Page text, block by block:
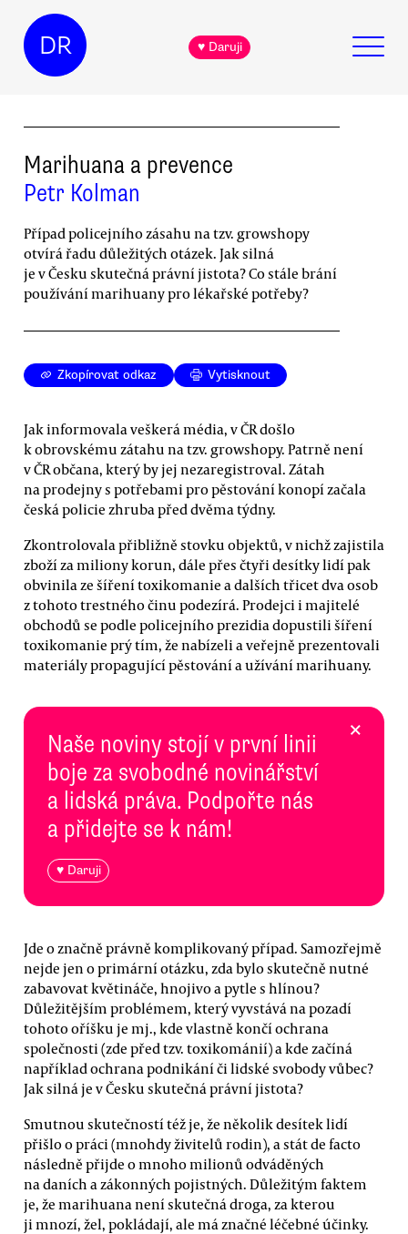
DR ♥ Daruji
Marihuana a prevence
Petr Kolman
Případ policejního zásahu na tzv. growshopy
otvírá řadu důležitých otázek. Jak silná
je v Česku skutečná právní jistota? Co stále brání
používání marihuany pro lékařské potřeby?
Zkopírovat odkaz Vytisknout
Jak informovala veškerá média, v ČR došlo
k obrovskému zátahu na tzv. growshopy. Patrně není
v ČR občana, který by jej nezaregistroval. Zátah
na prodejny s potřebami pro pěstování konopí začala
česká policie zhruba před dvěma týdny.
Zkontrolovala přibližně stovku objektů, v nichž zajistila
zboží za miliony korun, dále přes čtyři desítky lidí pak
obvinila ze šíření toxikomanie a dalších třicet dva osob
z tohoto trestného činu podezírá. Prodejci i majitelé
obchodů se podle policejního prezidia dopustili šíření
toxikomanie prý tím, že nabízeli a veřejně prezentovali
materiály propagující pěstování a užívání marihuany.
Naše noviny stojí v první linii
boje za svobodné novinářství
a lidská práva. Podpořte nás
a přidejte se k nám!
♥ Daruji
×
Jde o značně právně komplikovaný případ. Samozřejmě
nejde jen o primární otázku, zda bylo skutečně nutné
zabavovat květináče, hnojivo a pytle s hlínou?
Důležitějším problémem, který vyvstává na pozadí
tohoto oříšku je mj., kde vlastně končí ochrana
společnosti (zde před tzv. toxikománií) a kde začíná
například ochrana podnikání či lidské svobody vůbec?
Jak silná je v Česku skutečná právní jistota?
Smutnou skutečností též je, že několik desítek lidí
přišlo o práci (mnohdy živitelů rodin), a stát de facto
následně přijde o mnoho milionů odváděných
na daních a zákonných pojistných. Důležitým faktem
je, že marihuana není skutečná droga, za kterou
ji mnozí, žel, pokládají, ale má značné léčebné účinky.